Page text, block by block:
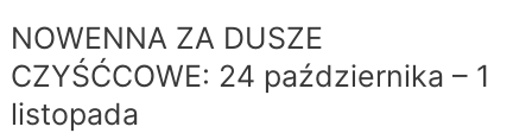
NOWENNA ZA DUSZE
CZYŚĆCOWE: 24 października – 1
listopada